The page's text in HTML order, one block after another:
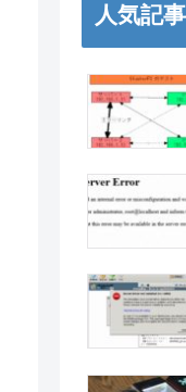
人気記事